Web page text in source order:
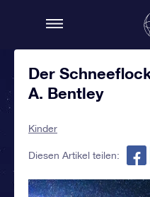
Der
A. Bentley
Kinder
Diesen Artikel teilen: